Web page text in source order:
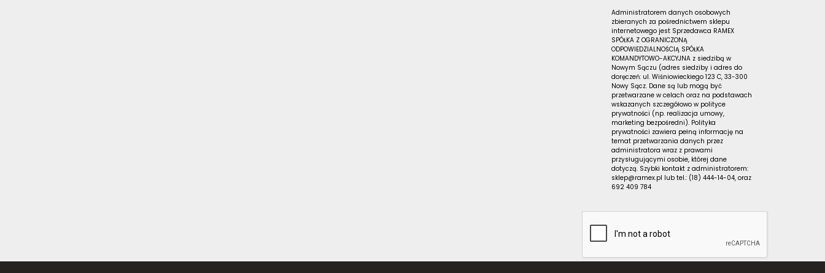
Administratorem danych osobowych
zbieranych za pośrednictwem sklepu
internetowego jest Sprzedawca RAMEX
SPÓŁKA Z OGRANICZONĄ
ODPOWIEDZIALNOŚCIĄ SPÓŁKA
KOMANDYTOWO-AKCYJNA z siedzibą w
Nowym Sączu (adres siedziby i adres do
doręczeń: ul. Wiśniowieckiego 123 C, 33-300
Nowy Sącz. Dane są lub mogą być
przetwarzane w celach oraz na podstawach
wskazanych szczegółowo w polityce
prywatności (np. realizacja umowy,
marketing bezpośredni). Polityka
prywatności zawiera pełną informację na
temat przetwarzania danych przez
administratora wraz z prawami
przysługującymi osobie, której dane
dotyczą. Szybki kontakt z administratorem:
sklep@ramex.pl lub tel.: (18) 444-14-04, oraz
692 409 784